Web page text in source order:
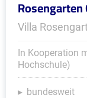
Rosengarten
Villa
In Kooperation
Hochschule)
bundesweit